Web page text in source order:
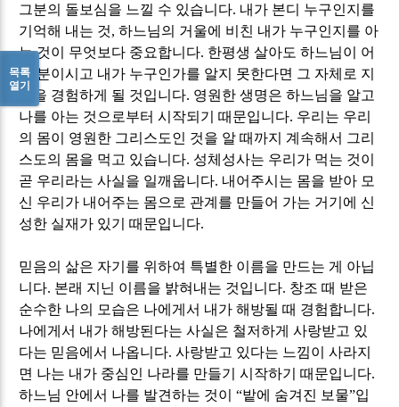
그분의 돌보심을 느낄 수 있습니다. 내가 본디 누구인지를
기억해 내는 것,하느님의 거울에 비친 내가 누구인지를 아
는 것이 무엇보다 중요합니다. 한평생 살아도 하느님이 어
떤 분이시고 내가 누구인가를 알지 못한다면 그 자체로 지
옥을 경험하게 될 것입니다. 영원한 생명은 하느님을 알고
나를 아는 것으로부터 시작되기 때문입니다. 우리는 우리
의 몸이 영원한 그리스도인 것을 알 때까지 계속해서 그리
스도의 몸을 먹고 있습니다. 성체성사는 우리가 먹는 것이
곧 우리라는 사실을 일깨웁니다. 내어주시는 몸을 받아 모
신 우리가 내어주는 몸으로 관계를 만들어 가는 거기에 신
성한 실재가 있기 때문입니다.
믿음의 삶은 자기를 위하여 특별한 이름을 만드는 게 아닙
니다. 본래 지닌 이름을 밝혀내는 것입니다. 창조 때 받은
순수한 나의 모습은 나에게서 내가 해방될 때 경험합니다.
나에게서 내가 해방된다는 사실은 철저하게 사랑받고 있
다는 믿음에서 나옵니다.사랑받고 있다는 느낌이 사라지
면 나는 내가 중심인 나라를 만들기 시작하기 때문입니다.
하느님 안에서 나를 발견하는 것이“밭에 숨겨진 보물”입
목록
열기